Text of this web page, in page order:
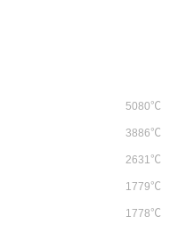
5080℃
3886℃
2631℃
1779℃
1778℃